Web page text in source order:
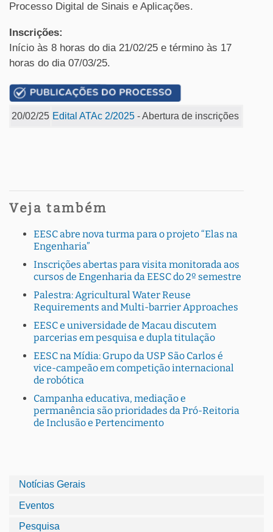
Processo Digital de Sinais e Aplicações.
Inscrições:
Início às 8 horas do dia 21/02/25 e término às 17
horas do dia 07/03/25.
20/02/25 Edital ATAc 2/2025 - Abertura de inscrições
Veja também
EESC abre nova turma para o projeto “Elas na
Engenharia”
Inscrições abertas para visita monitorada aos
cursos de Engenharia da EESC do 2º semestre
Palestra: Agricultural Water Reuse
Requirements and Multi-barrier Approaches
EESC e universidade de Macau discutem
parcerias em pesquisa e dupla titulação
EESC na Mídia: Grupo da USP São Carlos é
vice-campeão em competição internacional
de robótica
Campanha educativa, mediação e
permanência são prioridades da Pró-Reitoria
de Inclusão e Pertencimento
Notícias Gerais
Eventos
Pesquisa